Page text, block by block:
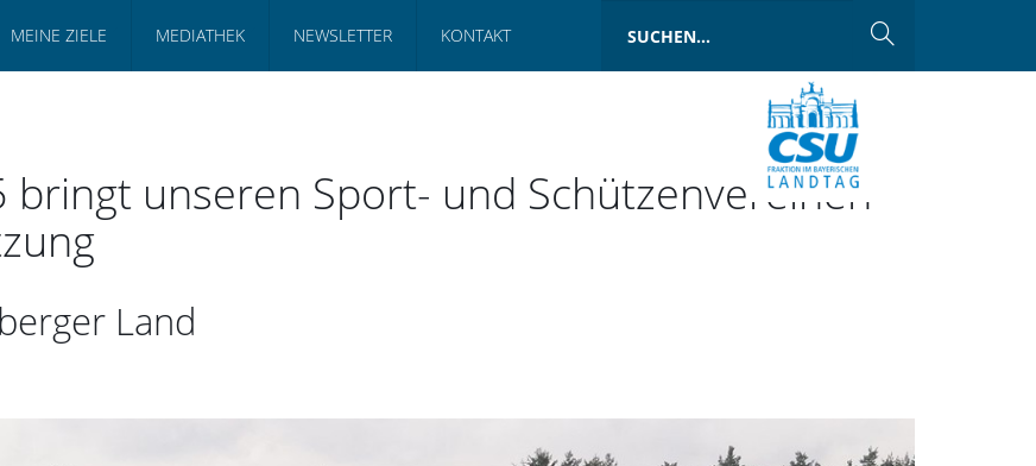
MEINE ZIELE MEDIATHEK NEWSLETTER KONTAKT
bringt unseren Sport- und Schützenvereinen
Land